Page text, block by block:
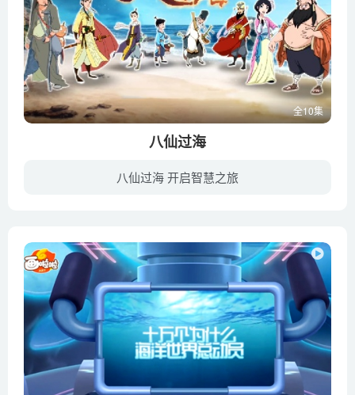
全10集
八仙过海
八仙过海 开启智慧之旅